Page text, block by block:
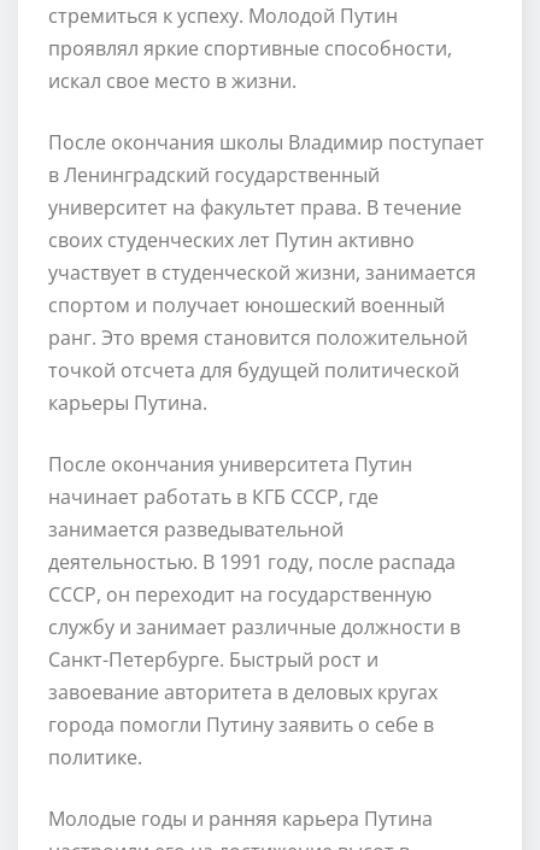
стремиться к успеху. Молодой Путин
проявлял яркие спортивные способности,
искал свое место в жизни.
После окончания школы Владимир поступает
в Ленинградский государственный
университет на факультет права. В течение
своих студенческих лет Путин активно
участвует в студенческой жизни, занимается
спортом и получает юношеский военный
ранг. Это время становится положительной
точкой отсчета для будущей политической
карьеры Путина.
После окончания университета Путин
начинает работать в КГБ СССР, где
занимается разведывательной
деятельностью. В 1991 году, после распада
СССР, он переходит на государственную
службу и занимает различные должности в
Санкт-Петербурге. Быстрый рост и
завоевание авторитета в деловых кругах
города помогли Путину заявить о себе в
политике.
Молодые годы и ранняя карьера Путина